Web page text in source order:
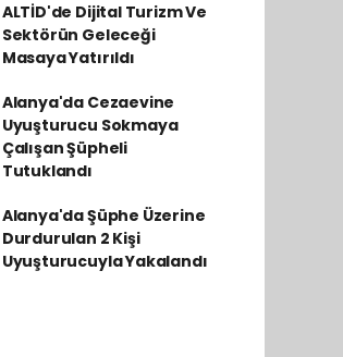
ALTİD'de Dijital Turizm Ve
Sektörün Geleceği
Masaya Yatırıldı
Alanya'da Cezaevine
Uyuşturucu Sokmaya
Çalışan Şüpheli
Tutuklandı
Alanya'da Şüphe Üzerine
Durdurulan 2 Kişi
Uyuşturucuyla Yakalandı